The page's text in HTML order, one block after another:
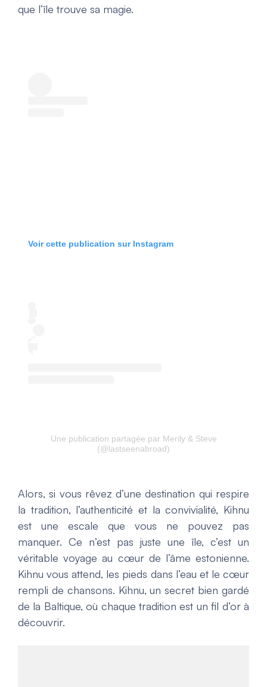
que l’île trouve sa magie.
Voir cette publication sur Instagram
Une publication partagée par Merily & Steve
(@lastseenabroad)
Alors, si vous rêvez d’une destination qui respire
la tradition, l’authenticité et la convivialité, Kihnu
est une escale que vous ne pouvez pas
manquer. Ce n’est pas juste une île, c’est un
véritable voyage au cœur de l’âme estonienne.
Kihnu vous attend, les pieds dans l’eau et le cœur
rempli de chansons. Kihnu, un secret bien gardé
de la Baltique, où chaque tradition est un fil d’or à
découvrir.